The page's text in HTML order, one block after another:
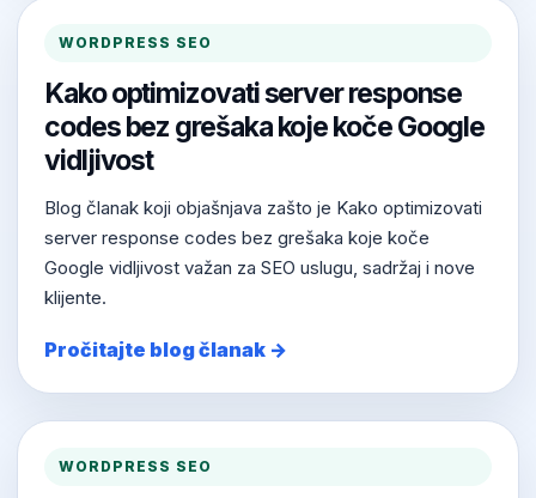
WORDPRESS SEO
Kako optimizovati server response
codes bez grešaka koje koče Google
vidljivost
Blog članak koji objašnjava zašto je Kako optimizovati
server response codes bez grešaka koje koče
Google vidljivost važan za SEO uslugu, sadržaj i nove
klijente.
Pročitajte blog članak →
WORDPRESS SEO